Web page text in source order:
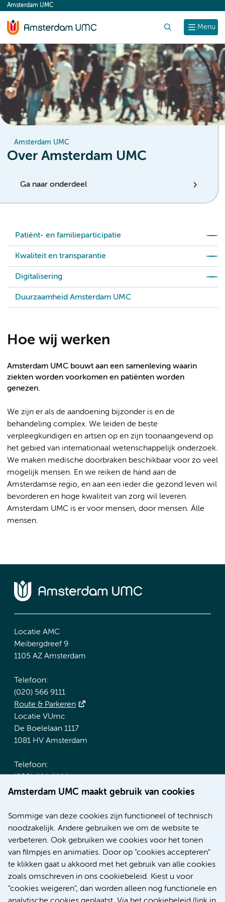
content
Amsterdam UMC maakt gebruik van cookies
Sommige van deze cookies zijn functioneel of technisch
noodzakelijk. Andere gebruiken we om de website te
verbeteren. Ook gebruiken we cookies voor het tonen
van filmpjes en animaties. Door op "cookies accepteren"
te klikken gaat u akkoord met het gebruik van alle cookies
zoals omschreven in ons cookiebeleid. Kiest u voor
"cookies weigeren", dan worden alleen nog functionele en
Menu
Amsterdam UMC
Amsterdam UMC
Over Amsterdam UMC
Ga naar onderdeel
Patiënt- en familieparticipatie
Kwaliteit en transparantie
Digitalisering
Duurzaamheid Amsterdam UMC
Hoe wij werken
Amsterdam UMC bouwt aan een samenleving waarin
ziekten worden voorkomen en patiënten worden
genezen.
We zijn er als de aandoening bijzonder is en de
behandeling complex. We leiden de beste
verpleegkundigen en artsen op en zijn toonaangevend op
het gebied van internationaal wetenschappelijk onderzoek.
We maken medische doorbraken beschikbaar voor zo veel
mogelijk mensen. En we reiken de hand aan de
Amsterdamse regio, en aan een ieder die gezond leven wil
bevorderen en hoge kwaliteit van zorg wil leveren.
Amsterdam UMC is er voor mensen, door mensen. Álle
mensen.
Locatie AMC
Meibergdreef 9
1105 AZ Amsterdam
Telefoon:
(020) 566 9111
Route & Parkeren
Locatie VUmc
De Boelelaan 1117
1081 HV Amsterdam
Telefoon:
(020) 444 4444
Route & Parkeren
Meer Amsterdam UMC websites:
Werken bij Amsterdam UMC
Over Amsterdam UMC
Nieuws
Research
Educatie Locatie VUmc